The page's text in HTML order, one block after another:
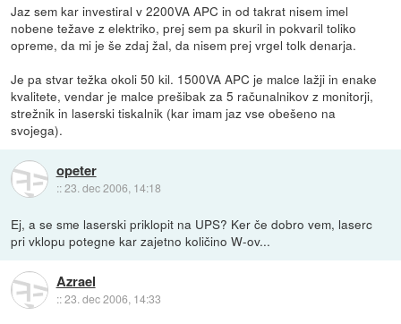
Jaz sem kar investiral v 2200VA APC in od takrat nisem imel
nobene težave z elektriko, prej sem pa skuril in pokvaril toliko
opreme, da mi je še zdaj žal, da nisem prej vrgel tolk denarja.
Je pa stvar težka okoli 50 kil. 1500VA APC je malce lažji in enake
kvalitete, vendar je malce prešibak za 5 računalnikov z monitorji,
strežnik in laserski tiskalnik (kar imam jaz vse obešeno na
svojega).
opeter
::23. dec 2006, 14:18
Ej, a se sme laserski priklopit na UPS? Ker če dobro vem, laserc
pri vklopu potegne kar zajetno količino W-ov...
Azrael
::23. dec 2006, 14:33